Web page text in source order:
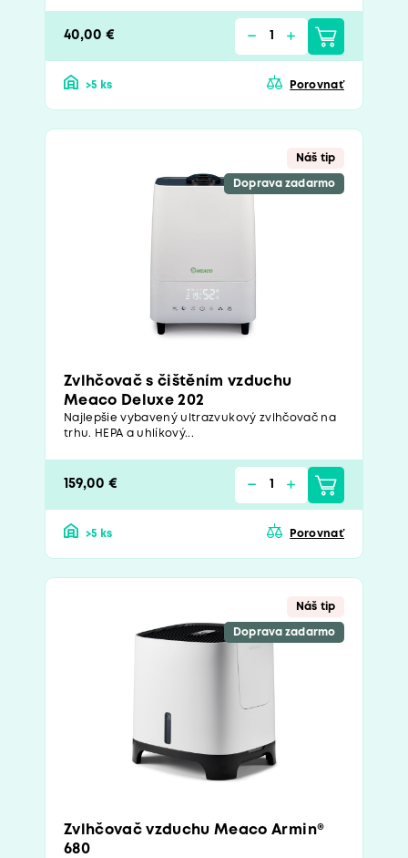
40,00 €
>5 ks Porovnať
Náš tip
Doprava zadarmo
Zvlhčovač s čištěním vzduchu
Meaco Deluxe 202
Najlepšie vybavený ultrazvukový zvlhčovač na
trhu. HEPA a uhlíkový...
159,00 €
>5 ks Porovnať
Náš tip
Doprava zadarmo
Zvlhčovač vzduchu Meaco Armin®
680